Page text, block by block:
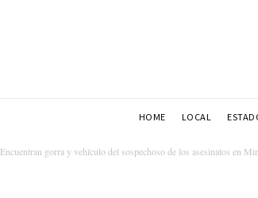
HOME LOCAL
Encuentran gorra y vehículo del sospechoso de los asesinatos en